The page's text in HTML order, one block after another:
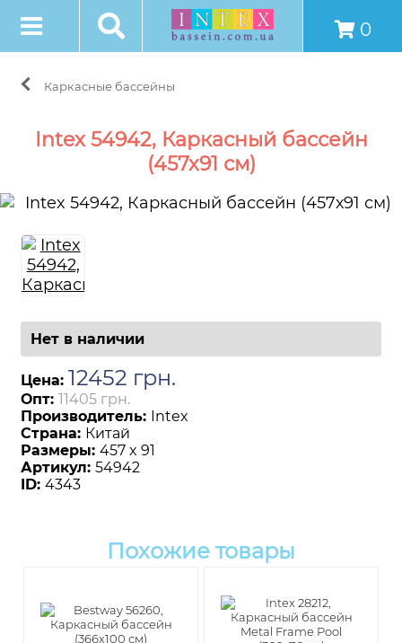
0
Каркасные бассейны
Intex 54942, Каркасный бассейн
(457х91 см)
Нет в наличии
Цена: 12452 грн.
Опт: 11405 грн.
Производитель: Intex
Страна: Китай
Размеры: 457 x 91
Артикул: 54942
ID: 4343
Похожие товары